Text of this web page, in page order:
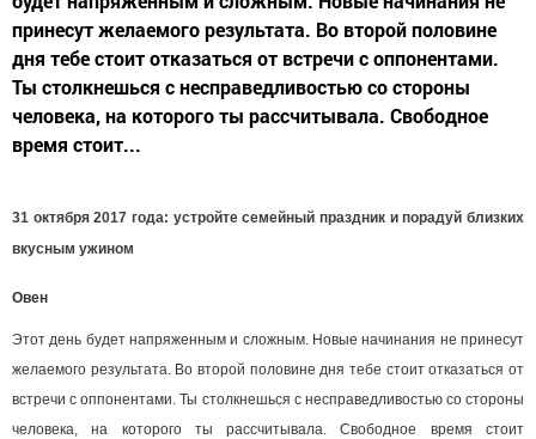
принесут желаемого результата. Во второй половине
дня тебе стоит отказаться от встречи с оппонентами.
Ты столкнешься с несправедливостью со стороны
человека, на которого ты рассчитывала. Свободное
время стоит...
31 октября 2017 года: устройте семейный праздник и порадуй близких
вкусным ужином
Овен
Этот день будет напряженным и сложным. Новые начинания не принесут
желаемого результата. Во второй половине дня тебе стоит отказаться от
встречи с оппонентами. Ты столкнешься с несправедливостью со стороны
человека, на которого ты рассчитывала. Свободное время стоит